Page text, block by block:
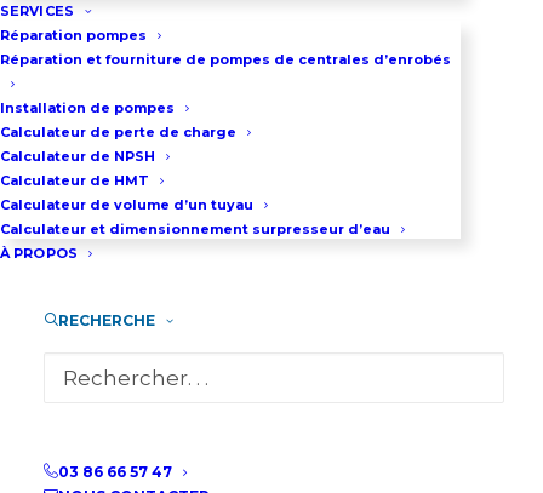
SERVICES
Réparation pompes
Réparation et fourniture de pompes de centrales d’enrobés
Installation de pompes
Calculateur de perte de charge
Calculateur de NPSH
Calculateur de HMT
Calculateur de volume d’un tuyau
Calculateur et dimensionnement surpresseur d’eau
À PROPOS
RECHERCHE
03 86 66 57 47
POMPES D’ASSÈCHEMENT